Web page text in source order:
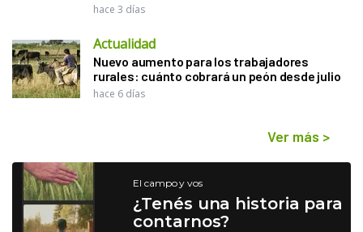
hace 3 días
Actualidad
Nuevo aumento para los trabajadores
rurales: cuánto cobrará un peón desde julio
hace 6 días
Ver más >
El campo y vos
¿Tenés una historia para
contarnos?